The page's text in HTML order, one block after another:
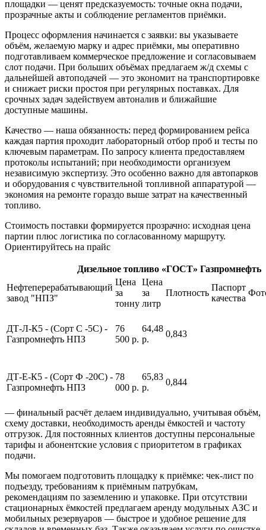
площадки — ценят предсказуемость: точные окна подачи,
прозрачные акты и соблюдение регламентов приёмки.
Процесс оформления начинается с заявки: вы указываете
объём, желаемую марку и адрес приёмки, мы оперативно
подготавливаем коммерческое предложение и согласовываем
слот подачи. При больших объёмах предлагаем ж/д схемы с
дальнейшей автоподачей — это экономит на транспортировке
и снижает риски простоя при регулярных поставках. Для
срочных задач задействуем автоналив и ближайшие
доступные машины.
Качество — наша обязанность: перед формированием рейса
каждая партия проходит лабораторный отбор проб и тесты по
ключевым параметрам. По запросу клиента предоставляем
протоколы испытаний; при необходимости организуем
независимую экспертизу. Это особенно важно для автопарков
и оборудования с чувствительной топливной аппаратурой —
экономия на ремонте гораздо выше затрат на качественный
топливо.
Стоимость поставки формируется прозрачно: исходная цена
партии плюс логистика по согласованному маршруту.
Ориентируйтесь на прайс
Дизельное топливо «ГОСТ» Газпромнефть
Нефтеперерабатывающий
завод "НПЗ"
Цена
за
тонну
Цена
за
литр
Плотность
Паспорт
качества
ДТ-Л-К5 - (Сорт С -5С) -
Газпромнефть НПЗ
76
500 р.
64,48
р.
0,843
ДТ-Е-К5 - (Сорт Ф -20С) -
Газпромнефть НПЗ
78
000 р.
65,83
р.
0,844
— финальный расчёт делаем индивидуально, учитывая объём,
схему доставки, необходимость аренды ёмкостей и частоту
отгрузок. Для постоянных клиентов доступны персональные
тарифы и абонентские условия с приоритетом в графиках
подачи.
Мы помогаем подготовить площадку к приёмке: чек-лист по
подъезду, требованиям к приёмным патрубкам,
рекомендациям по заземлению и упаковке. При отсутствии
стационарных ёмкостей предлагаем аренду модульных АЗС и
мобильных резервуаров — быстрое и удобное решение для